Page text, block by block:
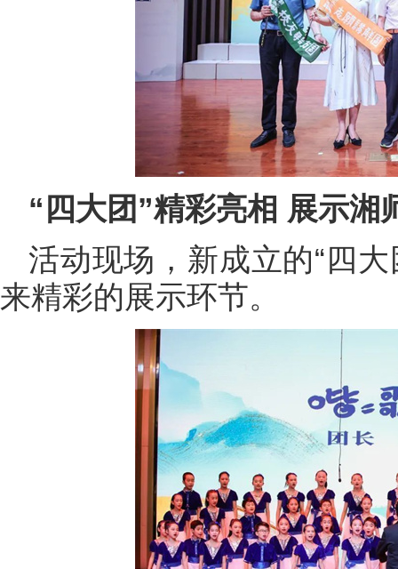
“四大团”精彩亮相 展示湘
活动现场，新成立的“四
来精彩的展示环节。